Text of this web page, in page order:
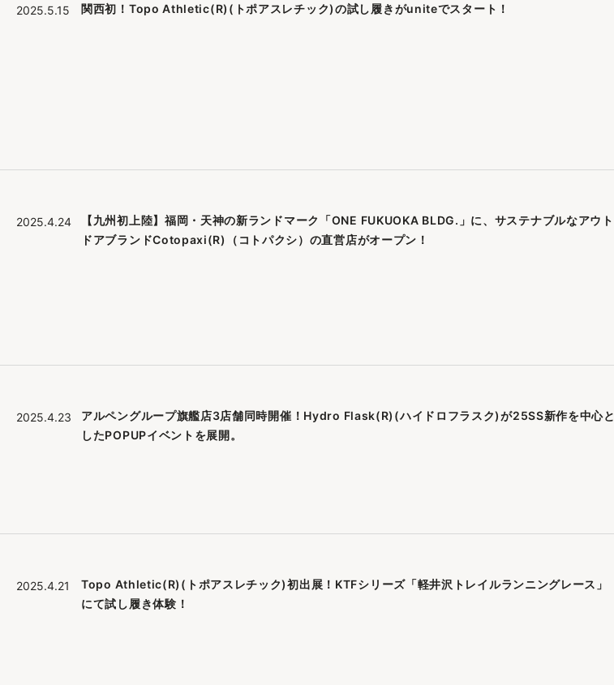
2025.5.15 関西初！Topo Athletic(R)(トポアスレチック)の試し履きがuniteでスタート！
2025.4.24
【九州初上陸】福岡・天神の新ランドマーク「ONE FUKUOKA BLDG.」に、サステナブルなアウト
ドアブランドCotopaxi(R)（コトパクシ）の直営店がオープン！
2025.4.23
アルペングループ旗艦店3店舗同時開催！Hydro Flask(R)(ハイドロフラスク)が25SS新作を中心と
したPOPUPイベントを展開。
2025.4.21
Topo Athletic(R)(トポアスレチック)初出展！KTFシリーズ「軽井沢トレイルランニングレース」
にて試し履き体験！